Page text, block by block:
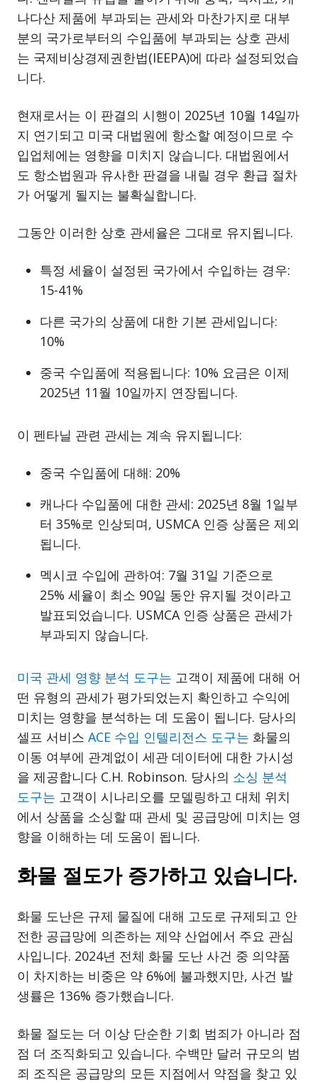
나다산 제품에 부과되는 관세와 마찬가지로 대부
분의 국가로부터의 수입품에 부과되는 상호 관세
는 국제비상경제권한법(IEEPA)에 따라 설정되었습
니다.
현재로서는 이 판결의 시행이 2025년 10월 14일까
지 연기되고 미국 대법원에 항소할 예정이므로 수
입업체에는 영향을 미치지 않습니다. 대법원에서
도 항소법원과 유사한 판결을 내릴 경우 환급 절차
가 어떻게 될지는 불확실합니다.
그동안 이러한 상호 관세율은 그대로 유지됩니다.
특정 세율이 설정된 국가에서 수입하는 경우:
15-41%
다른 국가의 상품에 대한 기본 관세입니다:
10%
중국 수입품에 적용됩니다: 10% 요금은 이제
2025년 11월 10일까지 연장됩니다.
이 펜타닐 관련 관세는 계속 유지됩니다:
중국 수입품에 대해: 20%
캐나다 수입품에 대한 관세: 2025년 8월 1일부
터 35%로 인상되며, USMCA 인증 상품은 제외
됩니다.
멕시코 수입에 관하여: 7월 31일 기준으로
25% 세율이 최소 90일 동안 유지될 것이라고
발표되었습니다. USMCA 인증 상품은 관세가
부과되지 않습니다.
미국 관세 영향 분석 도구는 고객이 제품에 대해 어
떤 유형의 관세가 평가되었는지 확인하고 수익에
미치는 영향을 분석하는 데 도움이 됩니다. 당사의
셀프 서비스 ACE 수입 인텔리전스 도구는 화물의
이동 여부에 관계없이 세관 데이터에 대한 가시성
을 제공합니다 C.H. Robinson. 당사의 소싱 분석
도구는 고객이 시나리오를 모델링하고 대체 위치
에서 상품을 소싱할 때 관세 및 공급망에 미치는 영
향을 이해하는 데 도움이 됩니다.
화물 절도가 증가하고 있습니다.
화물 도난은 규제 물질에 대해 고도로 규제되고 안
전한 공급망에 의존하는 제약 산업에서 주요 관심
사입니다. 2024년 전체 화물 도난 사건 중 의약품
이 차지하는 비중은 약 6%에 불과했지만, 사건 발
생률은 136% 증가했습니다.
화물 절도는 더 이상 단순한 기회 범죄가 아니라 점
점 더 조직화되고 있습니다. 수백만 달러 규모의 범
죄 조직은 공급망의 모든 지점에서 약점을 찾고 있